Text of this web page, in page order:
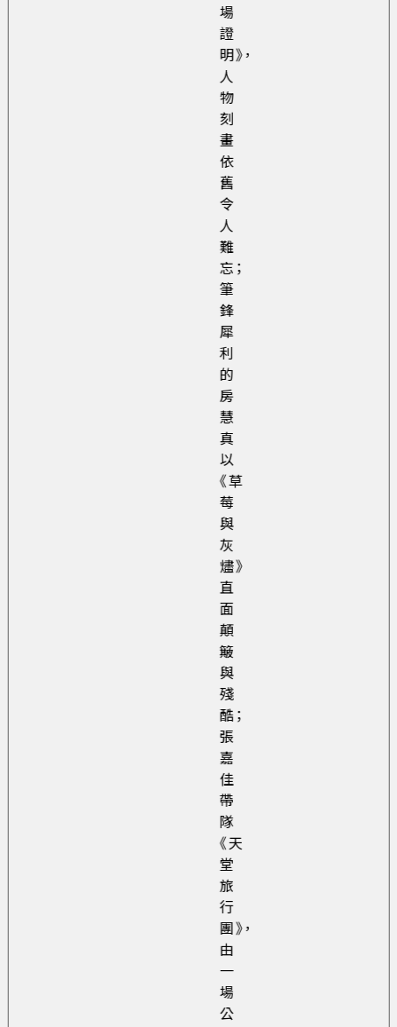
場
證
明》，
人
物
刻
畫
依
舊
令
人
難
忘；
筆
鋒
犀
利
的
房
慧
真
以
《草
莓
與
灰
燼》
直
面
顛
簸
與
殘
酷；
張
嘉
佳
帶
隊
《天
堂
旅
行
團》，
由
一
場
公